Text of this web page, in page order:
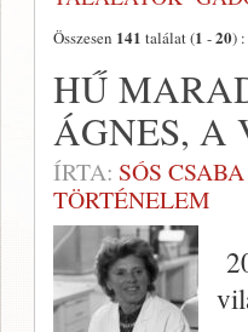
Összesen 141 találat (1 -20) :
HŰ
ÁGNES, A
ÍRTA: SÓS CSABA
TÖRTÉNELEM